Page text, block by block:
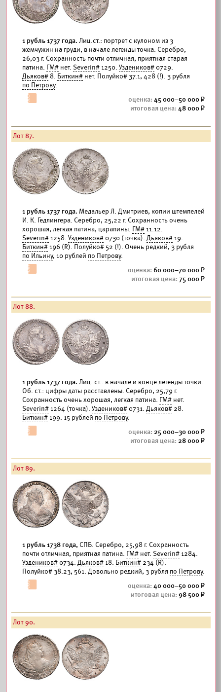
1 рубль 1737 года. Лиц.ст.: портрет с кулоном из 3
жемчужин на груди, в начале легенды точка. Серебро,
26,03 г. Сохранность почти отличная, приятная старая
патина. ГМ# нет. Severin# 1250. Уздеников# 0729.
Дьяков# 8. Биткин# нет. Полуйко# 37.1, 428 (!). 3 рубля
по Петрову.
45 000–50 000
48 000
Лот 87.
1 рубль 1737 года. Медальер Л. Дмитриев, копии штемпелей
И. К. Гедлингера. Серебро, 25,22 г. Сохранность очень
хорошая, легкая патина, царапины. ГМ# 11.12.
Severin# 1258. Уздеников# 0730 (точка). Дьяков# 19.
Биткин# 196 (R). Полуйко# 52 (!). Очень редкий, 3 рубля
по Ильину, 10 рублей по Петрову.
60 000–70 000
75 000
Лот 88.
1 рубль 1737 года. Лиц. ст.: в начале и конце легенды точки.
Об. ст.: цифры даты расставлены. Серебро, 25,79 г.
Сохранность очень хорошая, легкая патина. ГМ# нет.
Severin# 1264 (точка). Уздеников# 0731. Дьяков# 28.
Биткин# 199. 15 рублей по Петрову.
25 000–30 000
28 000
Лот 89.
1 рубль 1738 года, СПБ. Серебро, 25,98 г. Сохранность
почти отличная, приятная патина. ГМ# нет. Severin# 1284.
Уздеников# 0734. Дьяков# 18. Биткин# 234 (R).
Полуйко# 38.23, 561. Довольно редкий, 3 рубля по Петрову.
40 000–50 000
98 500
Лот 90.